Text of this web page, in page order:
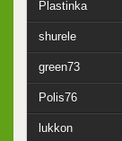
Plastinka
shurele
green73
Polis76
lukkon